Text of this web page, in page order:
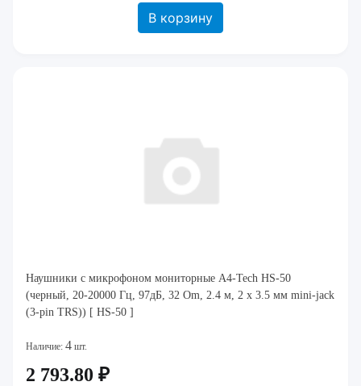
В корзину
Наушники с микрофоном мониторные A4-Tech HS-50
(черный, 20-20000 Гц, 97дБ, 32 Om, 2.4 м, 2 x 3.5 мм mini-jack
(3-pin TRS)) [ HS-50 ]
Наличие: 4 шт.
2 793.80 ₽